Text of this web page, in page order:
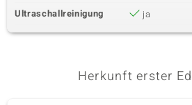
Ultraschallreinigung
ja
Herkunft erster